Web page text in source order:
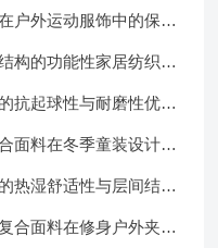
户外运动服饰中的保暖
构的功能性家居纺织品
抗起球性与耐磨性优化
面料在冬季童装设计中
热湿舒适性与层间结合
合面料在修身户外夹克